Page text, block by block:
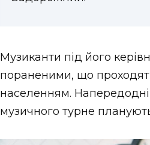
Музиканти під його
пораненими, що
населенням.
музичного турне